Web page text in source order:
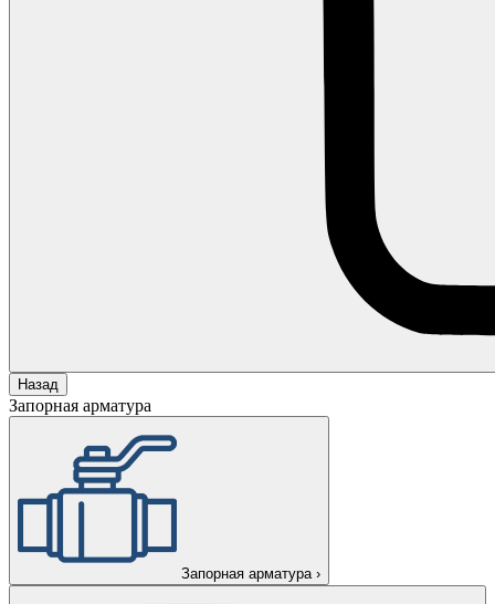
Назад
Запорная арматура
Запорная арматура ›